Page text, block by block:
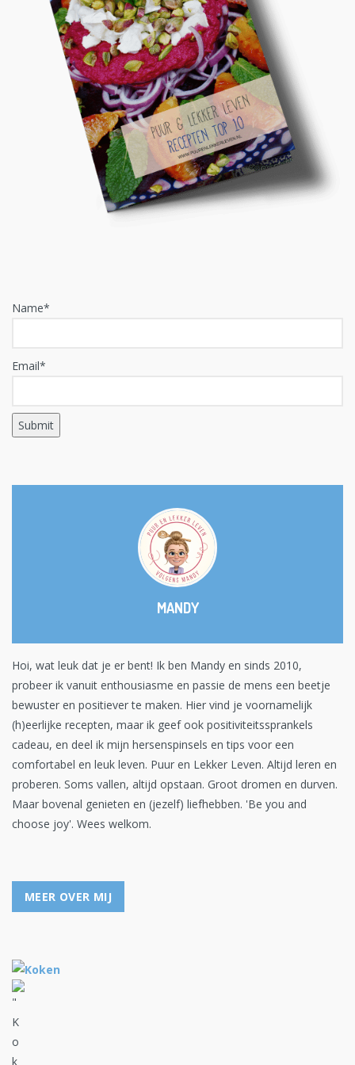
Name*
Email*
MANDY
Hoi, wat leuk dat je er bent! Ik ben Mandy en sinds 2010,
probeer ik vanuit enthousiasme en passie de mens een beetje
bewuster en positiever te maken. Hier vind je voornamelijk
(h)eerlijke recepten, maar ik geef ook positiviteitssprankels
cadeau, en deel ik mijn hersenspinsels en tips voor een
comfortabel en leuk leven. Puur en Lekker Leven. Altijd leren en
proberen. Soms vallen, altijd opstaan. Groot dromen en durven.
Maar bovenal genieten en (jezelf) liefhebben. 'Be you and
choose joy'. Wees welkom.
MEER OVER MIJ